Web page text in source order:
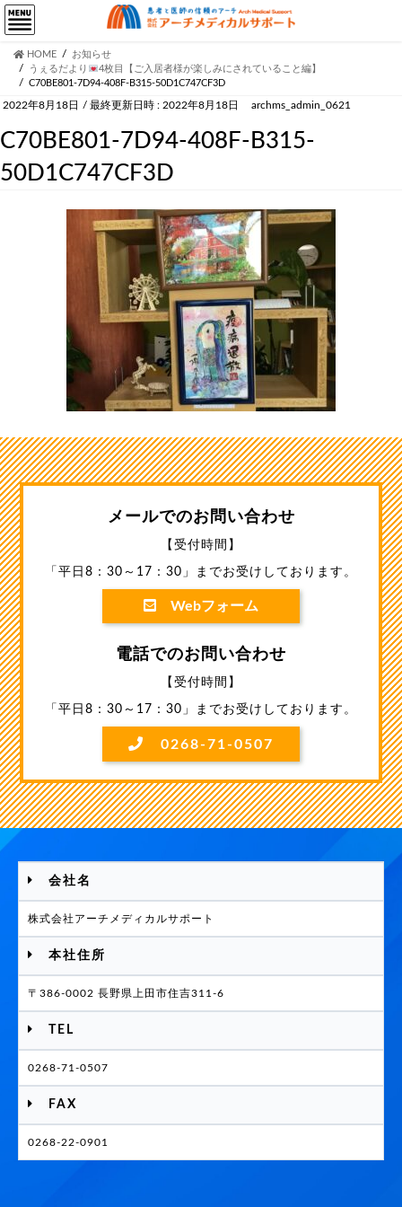
HOME
お知らせ
うぇるだより
4枚目【ご入居者様が楽しみにされていること編】
C70BE801-7D94-408F-B315-50D1C747CF3D
2022年8月18日 / 最終更新日時 : 2022年8月18日 archms_admin_0621
C70BE801-7D94-408F-B315-
50D1C747CF3D
メールでのお問い合わせ
【受付時間】
「平日8：30～17：30」までお受けしております。
Webフォーム
電話でのお問い合わせ
【受付時間】
「平日8：30～17：30」までお受けしております。
0268-71-0507
会社名
株式会社アーチメディカルサポート
本社住所
〒386-0002 長野県上田市住吉311-6
TEL
0268-71-0507
FAX
0268-22-0901